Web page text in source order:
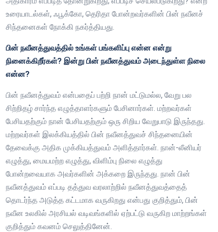
உரையாடல்கள், ஃபூக்கோ, தெரிதா போன்றவர்களின் பின் நவீனச்
சிந்தனைகள் நோக்கி நகர்த்தியது.
பின் நவீனத்துவத்தில் உங்கள் பங்களிப்பு என்ன என்று
நினைக்கிறீர்கள்? இன்று பின் நவீனத்துவம் அடைந்துள்ள நிலை
என்ன?
பின் நவீனத்துவம் என்பதைப் பற்றி நான் மட்டுமல்ல, வேறு பல
சிற்றிதழ் சார்ந்த எழுத்தாளர்களும் பேசினார்கள். மற்றவர்கள்
பேசியதற்கும் நான் பேசியதற்கும் ஒரு சிறிய வேறுபாடு இருந்தது.
மற்றவர்கள் இலக்கியத்தில் பின் நவீனத்துவச் சிந்தனையின்
தேவைக்கு அதிக முக்கியத்துவம் அளித்தார்கள். நான்-லீனியர்
எழுத்து, மையமற்ற எழுத்து, விளிம்பு நிலை எழுத்து
போன்றவையாக அவர்களின் அக்கறை இருந்தது. நான் பின்
நவீனத்துவம் எப்படி தத்துவ வரலாற்றில் நவீனத்துவத்தைத்
தொடர்ந்த அடுத்த கட்டமாக வருகிறது என்பது குறித்தும், பின்
நவீன உலகில் அரசியல் வடிவங்களில் ஏற்பட்டு வருகிற மாற்றங்கள்
குறித்தும் கவனம் செலுத்தினேன்.